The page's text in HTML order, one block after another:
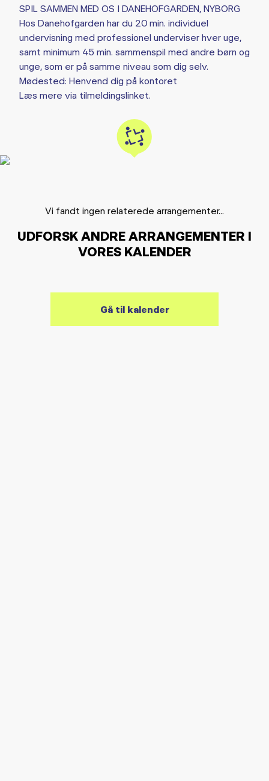
SPIL SAMMEN MED OS I DANEHOFGARDEN, NYBORG
Hos Danehofgarden har du 20 min. individuel
undervisning med professionel underviser hver uge,
samt minimum 45 min. sammenspil med andre børn og
unge, som er på samme niveau som dig selv.
Mødested: Henvend dig på kontoret
Læs mere via tilmeldingslinket.
Vi fandt ingen relaterede arrangementer...
UDFORSK ANDRE ARRANGEMENTER I
VORES KALENDER
Gå til kalender